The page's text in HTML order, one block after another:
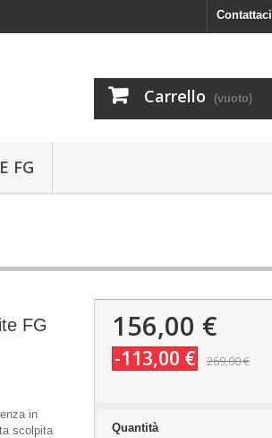
Contattaci
Carrello (vuoto)
FG
FG
in
scolpita
156,00 €
-113,00 € 269,00 €
Quantità